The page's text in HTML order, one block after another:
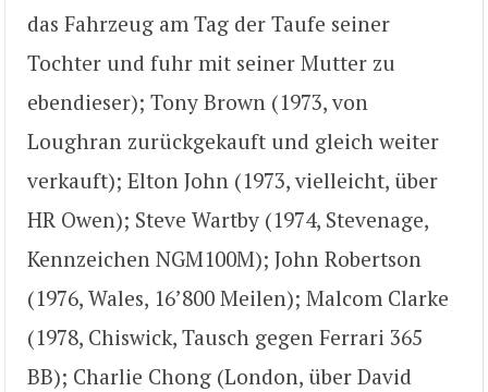
das Fahrzeug am Tag der Taufe seiner
Tochter und fuhr mit seiner Mutter zu
ebendieser); Tony Brown (1973, von
Loughran zurückgekauft und gleich weiter
verkauft); Elton John (1973, vielleicht, über
HR Owen); Steve Wartby (1974, Stevenage,
Kennzeichen NGM100M); John Robertson
(1976, Wales, 16’800 Meilen); Malcom Clarke
(1978, Chiswick, Tausch gegen Ferrari 365
BB); Charlie Chong (London, über David